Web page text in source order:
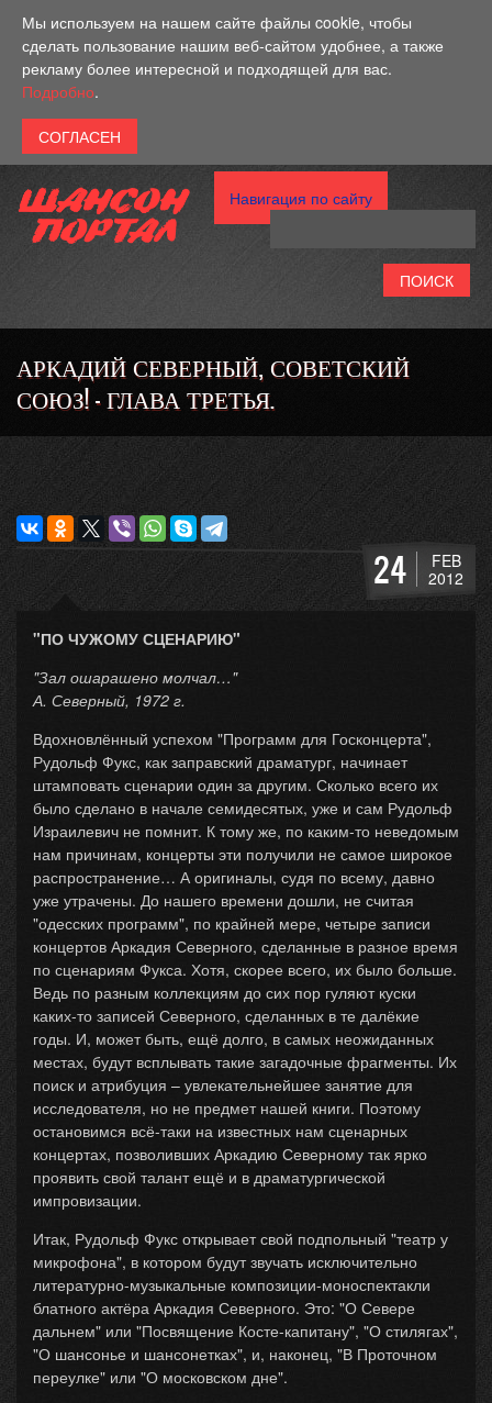
Мы используем на нашем сайте файлы cookie, чтобы
сделать пользование нашим веб-сайтом удобнее, а также
рекламу более интересной и подходящей для вас.
Подробно.
Навигация по сайту
АРКАДИЙ СЕВЕРНЫЙ, СОВЕТСКИЙ
СОЮЗ! - ГЛАВА ТРЕТЬЯ.
24
FEB
2012
"ПО ЧУЖОМУ СЦЕНАРИЮ"
"Зал ошарашено молчал…"
А. Северный, 1972 г.
Вдохновлённый успехом "Программ для Госконцерта",
Рудольф Фукс, как заправский драматург, начинает
штамповать сценарии один за другим. Сколько всего их
было сделано в начале семидесятых, уже и сам Рудольф
Израилевич не помнит. К тому же, по каким-то неведомым
нам причинам, концерты эти получили не самое широкое
распространение… А оригиналы, судя по всему, давно
уже утрачены. До нашего времени дошли, не считая
"одесских программ", по крайней мере, четыре записи
концертов Аркадия Северного, сделанные в разное время
по сценариям Фукса. Хотя, скорее всего, их было больше.
Ведь по разным коллекциям до сих пор гуляют куски
каких-то записей Северного, сделанных в те далёкие
годы. И, может быть, ещё долго, в самых неожиданных
местах, будут всплывать такие загадочные фрагменты. Их
поиск и атрибуция – увлекательнейшее занятие для
исследователя, но не предмет нашей книги. Поэтому
остановимся всё-таки на известных нам сценарных
концертах, позволивших Аркадию Северному так ярко
проявить свой талант ещё и в драматургической
импровизации.
Итак, Рудольф Фукс открывает свой подпольный "театр у
микрофона", в котором будут звучать исключительно
литературно-музыкальные композиции-моноспектакли
блатного актёра Аркадия Северного. Это: "О Севере
дальнем" или "Посвящение Косте-капитану", "О стилягах",
"О шансонье и шансонетках", и, наконец, "В Проточном
переулке" или "О московском дне".